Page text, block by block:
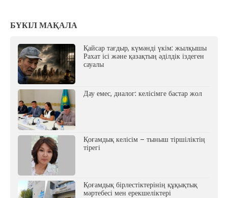
БҮКІЛ МАҚАЛА
Қайсар тағдыр, күмәнді үкім: жылқышы
Рахат ісі және қазақтың әділдік іздеген
сауалы
Дау емес, диалог: келісімге бастар жол
Қоғамдық келісім – тыныш тіршіліктің
тірегі
Қоғамдық бірлестіктерінің құқықтық
мәртебесі мен ерекшеліктері